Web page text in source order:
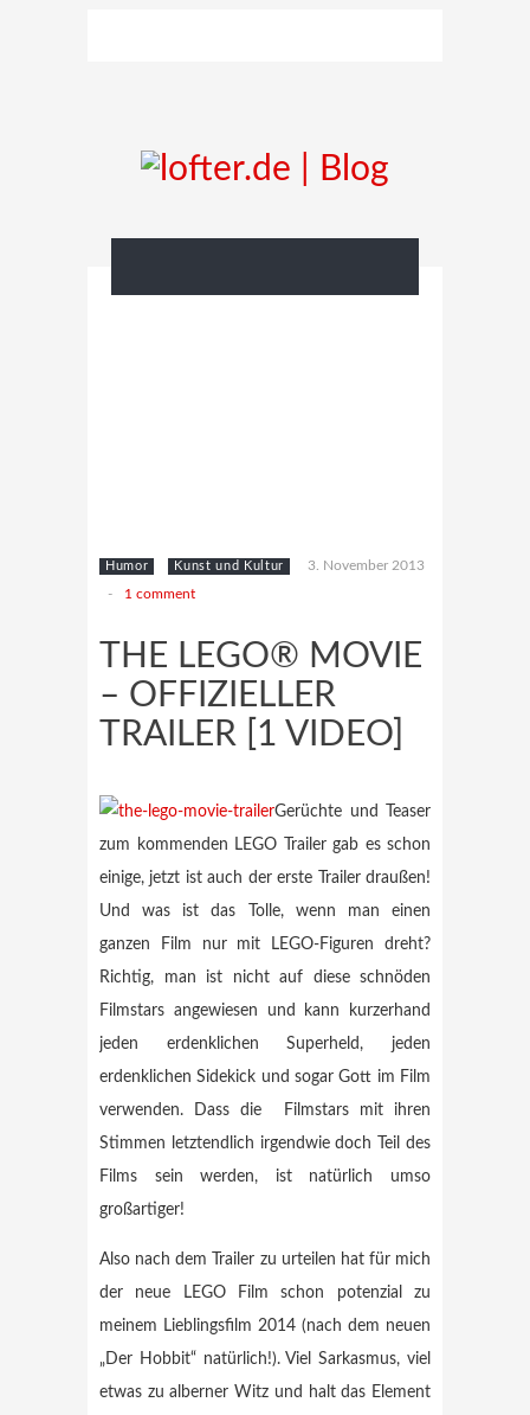
Humor Kunst und Kultur
3. November 2013
-
1 comment
THE LEGO® MOVIE
– OFFIZIELLER
TRAILER [1 VIDEO]
Gerüchte und Teaser
zum kommenden LEGO Trailer gab es schon
einige, jetzt ist auch der erste Trailer draußen!
Und was ist das Tolle, wenn man einen
ganzen Film nur mit LEGO-Figuren dreht?
Richtig, man ist nicht auf diese schnöden
Filmstars angewiesen und kann kurzerhand
jeden erdenklichen Superheld, jeden
erdenklichen Sidekick und sogar Gott im Film
verwenden. Dass die Filmstars mit ihren
Stimmen letztendlich irgendwie doch Teil des
Films sein werden, ist natürlich umso
großartiger!
Also nach dem Trailer zu urteilen hat für mich
der neue LEGO Film schon potenzial zu
meinem Lieblingsfilm 2014 (nach dem neuen
„Der Hobbit“ natürlich!). Viel Sarkasmus, viel
etwas zu alberner Witz und halt das Element